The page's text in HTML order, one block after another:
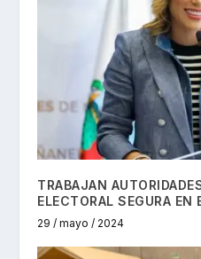
TRABAJAN
ELECTORAL SEGURA
29 / mayo / 2024